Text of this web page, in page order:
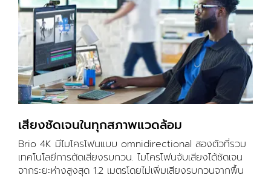
เสียงชัดเจนในทุกสภาพแวดล้อม
Brio 4K มีไมโครโฟนแบบ omnidirectional สองตัวที่รวม
เทคโนโลยีการตัดเสียงรบกวน. ไมโครโฟนจับเสียงได้ชัดเจน
จากระยะห่างสูงสุด 1.2 เมตรโดยไม่เพิ่มเสียงรบกวนจากพื้น